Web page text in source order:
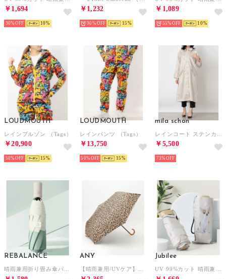
￥1,694
30% 10
￥1,232
30% 15
￥1,089
55% 10
LOUDMOUTH
レインブルゾン （Tags）
￥20,900
50% 15
LOUDMOUTH
レインパンツ （Tags）
￥13,750
50% 15
mila schon
￥5,500
73%
REBALANCE
晴雨兼用折り畳み傘バイカラー （E）
ANY
【晴雨兼用/UVケア】バンブーハンドル折りたたみ傘 （レオパード）
Jubilee
UV 99%カット 晴雨兼用 猫 北欧 タータン デザインなど 軽量コンパクト 折りたたみ日傘 UPF50+ （その他27）